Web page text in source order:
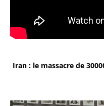
Iran : le massacre de